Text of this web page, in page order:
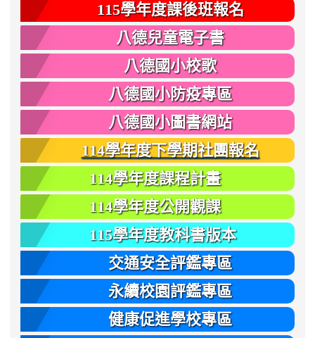
115學年度課後班報名
八德兒童電子書
八德國小校歌
八德國小防疫專區
八德國小圖書網站
114學年度下學期社團報名
114學年度課程計畫
114學年度公開觀課
115學年度教科書版本
交通安全評鑑專區
永續校園評鑑專區
健康促進學校專區